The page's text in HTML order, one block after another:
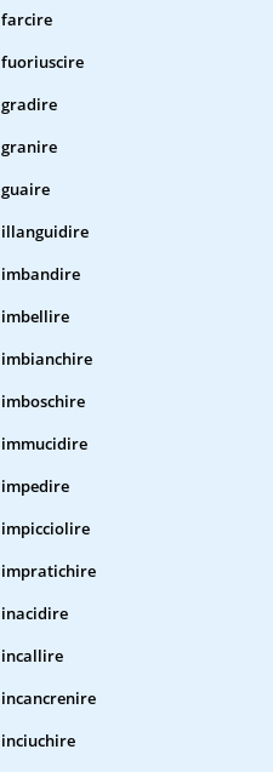
farcire
fuoriuscire
gradire
granire
guaire
illanguidire
imbandire
imbellire
imbianchire
imboschire
immucidire
impedire
impicciolire
impratichire
inacidire
incallire
incancrenire
inciuchire